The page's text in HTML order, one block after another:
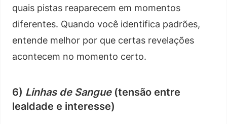
quais pistas reaparecem em momentos
diferentes. Quando você identifica padrões,
entende melhor por que certas revelações
acontecem no momento certo.
6) Linhas de Sangue(tensão entre
lealdade e interesse)